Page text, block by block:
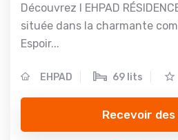
Découvrez l EHPAD
située dans la charmante
Espoir...
EHPAD 69 lits
Recevoir